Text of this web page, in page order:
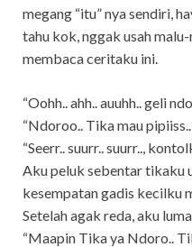
megang “itu” nya sendiri,
tahu kok, nggak usah
membaca ceritaku ini.
“Oohh.. ahh.. auuhh.. geli
“Ndoroo.. Tika mau
“Seerr.. suurr.. suurr..,
Aku peluk sebentar tikaku
kesempatan gadis kecilku
Setelah agak reda, aku
“Maapin Tika ya Ndoro..